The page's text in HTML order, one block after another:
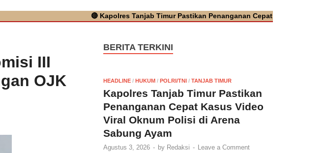
Kapolres Tanjab Timur Pastikan Penanganan Cepat Kasus Video Viral
III
OJK
BERITA TERKINI
HEADLINE /HUKUM /POLRI/TNI /TANJAB TIMUR
Kapolres Tanjab Timur Pastikan
Penanganan Cepat Kasus Video
Viral Oknum Polisi di Arena
Sabung Ayam
Agustus 3, 2026 - by Redaksi - Leave a Comment